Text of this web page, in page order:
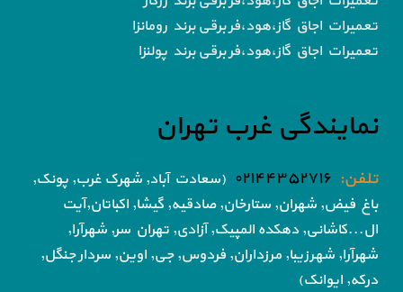
تعمیرات اجاق گاز،هود،فر برقی برند رومانزا
تعمیرات اجاق گاز،هود،فر برقی برند پولنزا
نمایندگی غرب تهران
تلفن: ۰۲۱۴۴۳۵۲۷۱۶ (سعادت آباد, شهرک غرب, پونک,
باغ فیض, شهران, ستارخان, صادقیه, گیشا, اکباتان,آیت
ال...کاشانی, دهکده المپیک, آزادی, تهران سر, شهرآرا,
شهرآرا, شهرزیبا, مرزداران, فردوس, جی, اوین, سردار جنگل,
درکه, ایوانک)